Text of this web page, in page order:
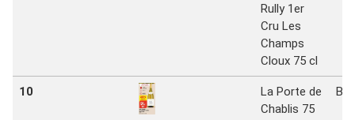
Rully 1er
Cru Les
Champs
Cloux 75 cl
10
La Porte de
Chablis 75
Bi1